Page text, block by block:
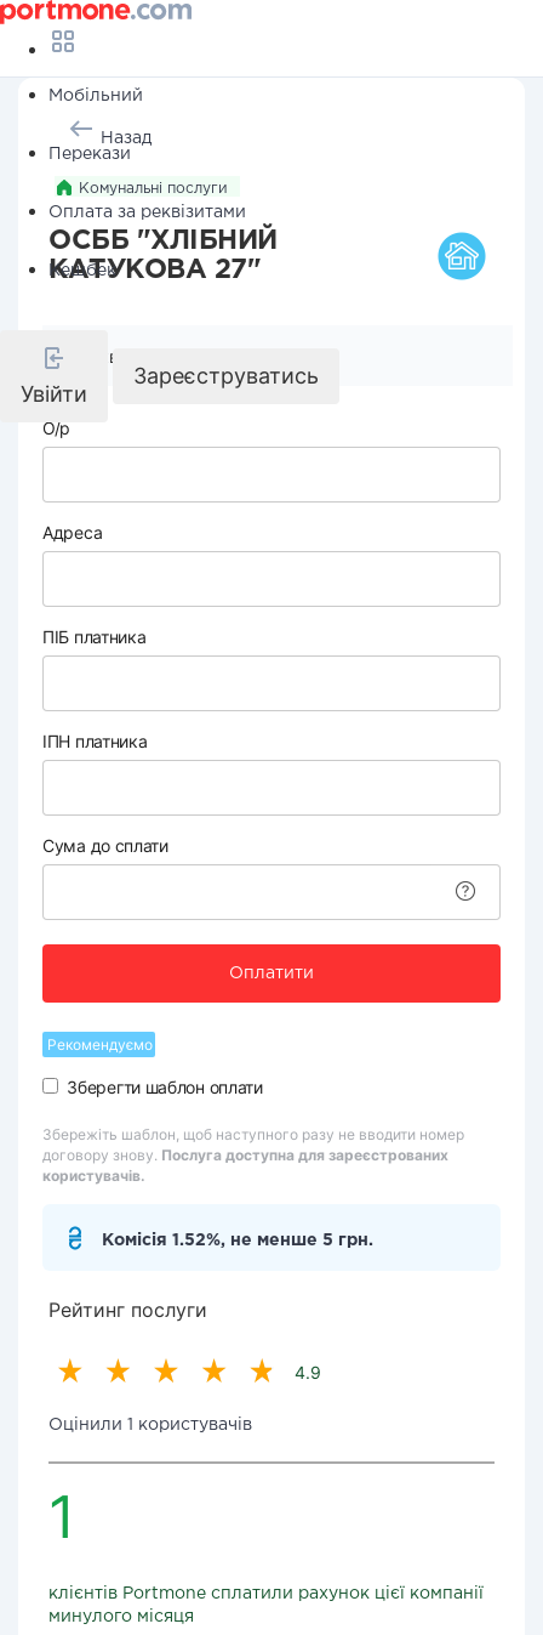
Мобільний
Перекази
Оплата за реквізитами
Кешбек
Увійти
Зареєструватись
Назад
Комунальні послуги
ОСББ "ХЛІБНИЙ
КАТУКОВА 27"
Реквізити компанії
О/р
Адреса
ПІБ платника
ІПН платника
Сума до сплати
Оплатити
Рекомендуємо
Зберегти шаблон оплати
Збережіть шаблон, щоб наступного разу не вводити номер
договору знову. Послуга доступна для зареєстрованих
користувачів.
Комісія 1.52%, не менше 5 грн.
Рейтинг послуги
4.9
Оцінили 1 користувачів
1
клієнтів Portmone сплатили рахунок цієї компанії
минулого місяця